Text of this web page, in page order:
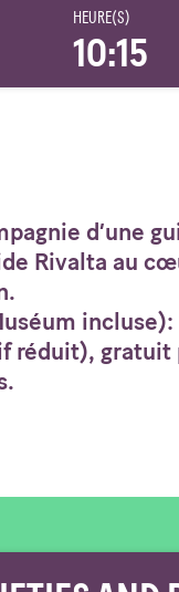
HEURE(S)
10:15
d’une
Rivalta au
incluse):
réduit), gratuit